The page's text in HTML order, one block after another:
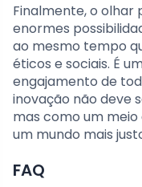
Finalmente, o olhar
enormes
ao mesmo tempo
éticos e sociais. É
engajamento de
inovação não deve
mas como um
um mundo mais
FAQ